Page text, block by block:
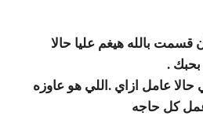
بالله هيغم عليا حالا
.
عامل ازاي .اللي هو عاوزه
كل حاجه